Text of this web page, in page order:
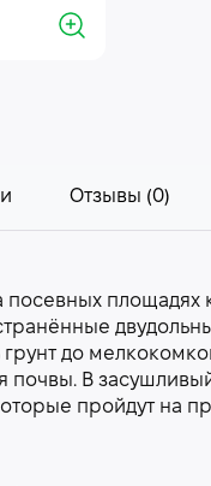
Отзывы (0)
площадях
до
почвы. В
пройдут на